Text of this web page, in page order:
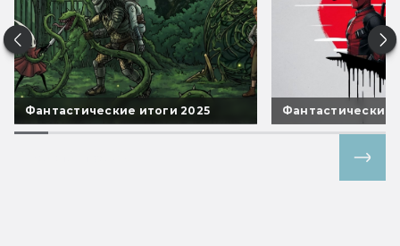
Фантастические итоги 2025 Фантастические